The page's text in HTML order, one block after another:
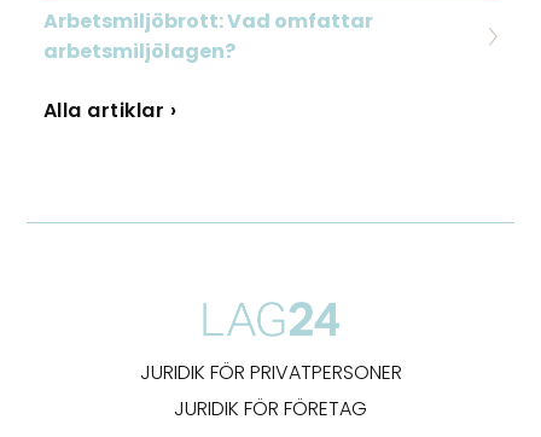
Arbetsmiljöbrott: Vad omfattar
arbetsmiljölagen?
Alla artiklar ›
JURIDIK FÖR PRIVATPERSONER
JURIDIK FÖR FÖRETAG